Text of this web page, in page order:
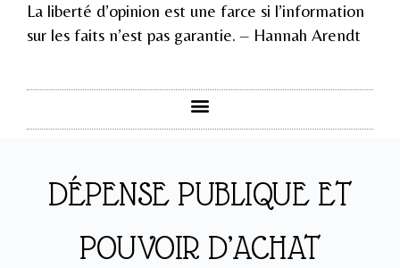
La liberté d’opinion est une farce si l’information
sur les faits n’est pas garantie. – Hannah Arendt
DÉPENSE PUBLIQUE ET
POUVOIR D’ACHAT